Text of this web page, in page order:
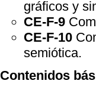
gráficos y
CE-F-9
CE-F-10
semiótica.
Contenidos